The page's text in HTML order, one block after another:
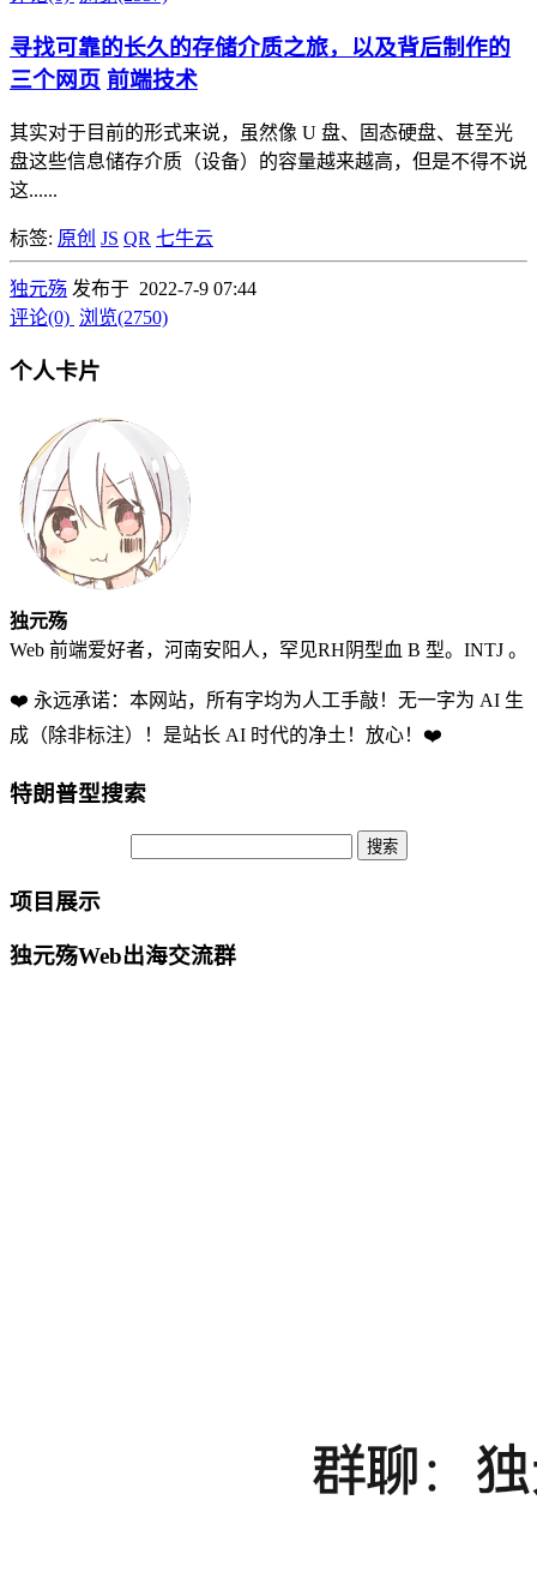
寻找可靠的长久的存储介质之旅，以及背后制作的
三个网页 前端技术
其实对于目前的形式来说，虽然像 U 盘、固态硬盘、甚至光
盘这些信息储存介质（设备）的容量越来越高，但是不得不说
这......
标签: 原创 JS QR 七牛云
独元殇 发布于 2022-7-9 07:44
评论(0) 浏览(2750)
个人卡片
独元殇
Web 前端爱好者，河南安阳人，罕见RH阴型血 B 型。INTJ 。
❤️ 永远承诺：本网站，所有字均为人工手敲！无一字为 AI 生
成（除非标注）！是站长 AI 时代的净土！放心！❤️
特朗普型搜索
项目展示
独元殇Web出海交流群